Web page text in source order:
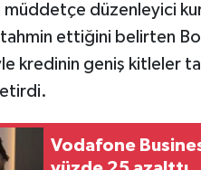
düzenleyici
tahmin ettiğini belirten
kredinin geniş kitleler
Vodafone